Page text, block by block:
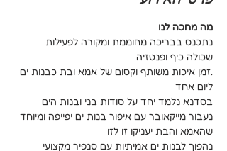
מה מחכה לנו
נתכנס בבריכה מחוממת ומקורה לפעילות
שכולה כיף ופנטזיה
.זמן איכות משותף וקסום של אמא ובת כבנות ים
ליום אחד
בסדנא נלמד יחד על סודות בני ובנות הים
נעבור מייקאובר עם איפור בנות ים יפייפה ומיוחד
שהאמא והבת יעניקו זו לזו
נהפוך לבנות ים אמיתיות עם סנפיר מקצועי